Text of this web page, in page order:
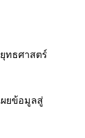
ทธศาสตร์
ผยข้อมูลสู่